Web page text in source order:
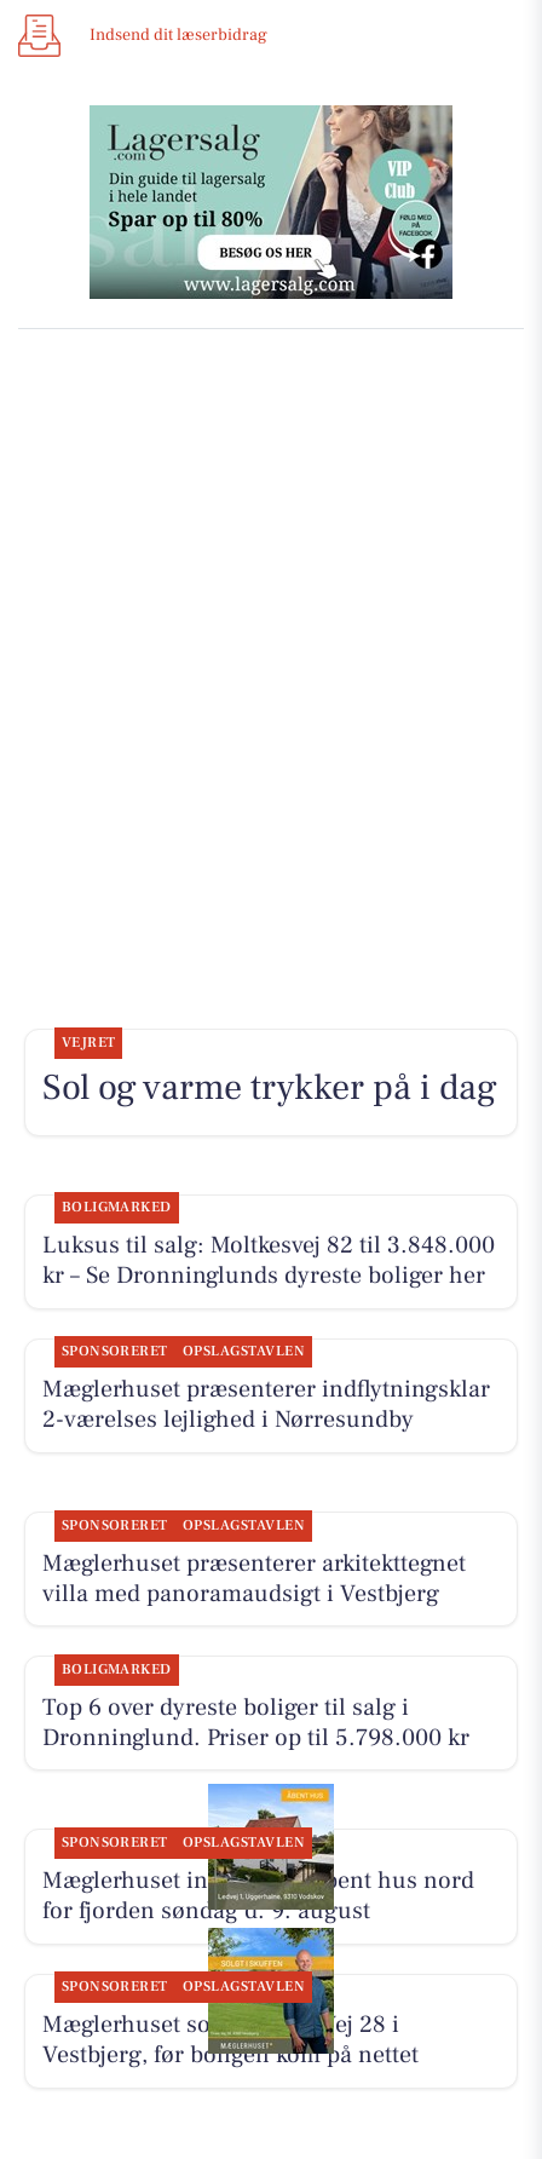
Indsend dit læserbidrag
VEJRET
Sol og varme trykker på i dag
BOLIGMARKED
Luksus til salg: Moltkesvej 82 til 3.848.000
kr – Se Dronninglunds dyreste boliger her
SPONSORERET OPSLAGSTAVLEN
Mæglerhuset præsenterer indflytningsklar
2-værelses lejlighed i Nørresundby
SPONSORERET OPSLAGSTAVLEN
Mæglerhuset præsenterer arkitekttegnet
villa med panoramaudsigt i Vestbjerg
BOLIGMARKED
Top 6 over dyreste boliger til salg i
Dronninglund. Priser op til 5.798.000 kr
SPONSORERET OPSLAGSTAVLEN
Mæglerhuset inviterer til åbent hus nord
for fjorden søndag d. 9. august
SPONSORERET OPSLAGSTAVLEN
Mæglerhuset solgte Tines Vej 28 i
Vestbjerg, før boligen kom på nettet